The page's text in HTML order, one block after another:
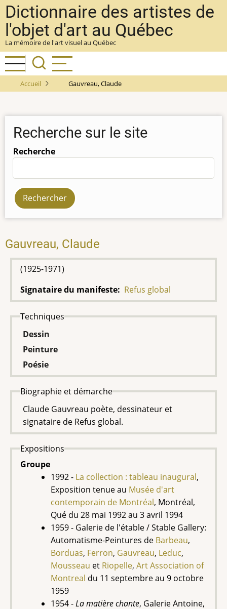
Aller
au
contenu
principal
Dictionnaire des artistes de
l'objet d'art au Québec
La mémoire de l'art visuel au Québec
Accueil Gauvreau, Claude
Recherche sur le site
Recherche
Gauvreau, Claude
(1925-1971)
Signataire du manifeste
Refus global
Techniques
Dessin
Peinture
Poésie
Biographie et démarche
Claude Gauvreau poète, dessinateur et
signataire de Refus global.
Expositions
Groupe
1992 - La collection : tableau inaugural,
Exposition tenue au Musée d'art
contemporain de Montréal, Montréal,
Qué du 28 mai 1992 au 3 avril 1994
1959 - Galerie de l'étable / Stable Gallery:
Automatisme-Peintures de Barbeau,
Borduas, Ferron, Gauvreau, Leduc,
Mousseau et Riopelle, Art Association of
Montreal du 11 septembre au 9 octobre
1959
1954 -La matière chante, Galerie Antoine,